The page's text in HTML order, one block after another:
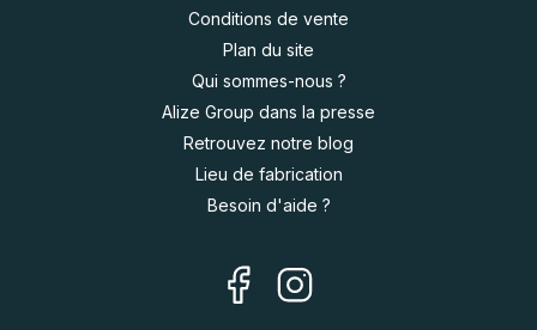
Conditions de vente
Plan du site
Qui sommes-nous ?
Alize Group dans la presse
Retrouvez notre blog
Lieu de fabrication
Besoin d'aide ?